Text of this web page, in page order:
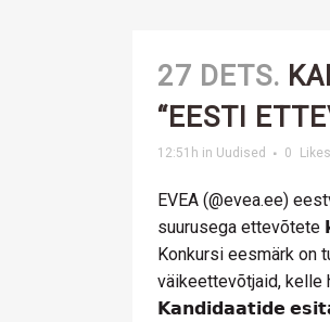
27 DETS.
“EESTI
12:51h in Uudised 0 Likes
EVEA (@evea.ee)
suurusega
Konkursi eesmärk on
väikeettevõtjaid, kelle
𝗞𝗮𝗻𝗱𝗶𝗱𝗮𝗮𝘁𝗶𝗱𝗲